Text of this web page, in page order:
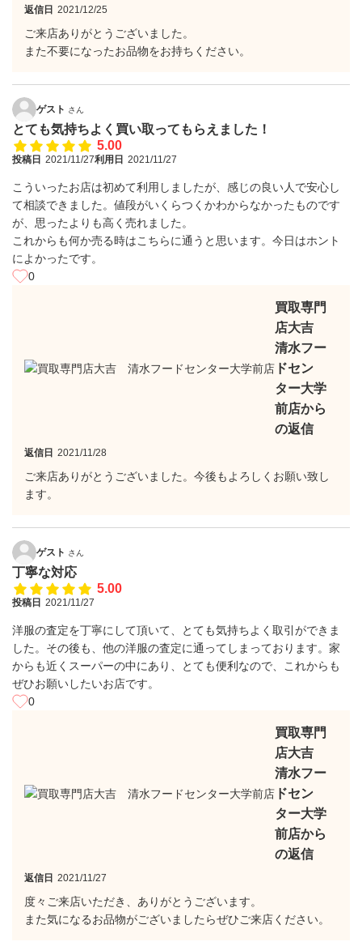
返信日 2021/12/25
ご来店ありがとうございました。
また不要になったお品物をお持ちください。
ゲスト さん
とても気持ちよく買い取ってもらえました！
5.00
投稿日 2021/11/27利用日 2021/11/27
こういったお店は初めて利用しましたが、感じの良い人で安心し
て相談できました。値段がいくらつくかわからなかったものです
が、思ったよりも高く売れました。
これからも何か売る時はこちらに通うと思います。今日はホント
によかったです。
0
買取専門
店大吉
清水フー
ドセン
ター大学
前店から
の返信
返信日 2021/11/28
ご来店ありがとうございました。今後もよろしくお願い致し
ます。
ゲスト さん
丁寧な対応
5.00
投稿日 2021/11/27
洋服の査定を丁寧にして頂いて、とても気持ちよく取引ができま
した。その後も、他の洋服の査定に通ってしまっております。家
からも近くスーパーの中にあり、とても便利なので、これからも
ぜひお願いしたいお店です。
0
買取専門
店大吉
清水フー
ドセン
ター大学
前店から
の返信
返信日 2021/11/27
度々ご来店いただき、ありがとうございます。
また気になるお品物がございましたらぜひご来店ください。